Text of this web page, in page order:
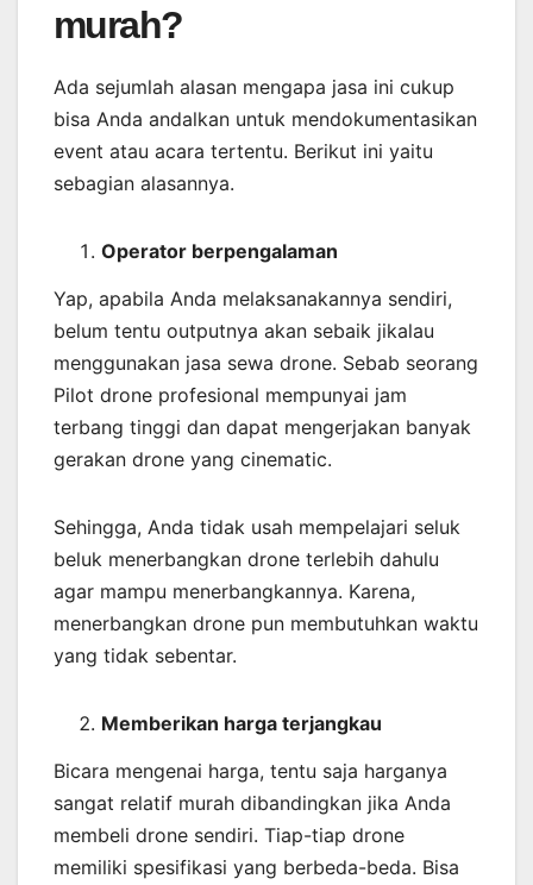
murah?
Ada sejumlah alasan mengapa jasa ini cukup
bisa Anda andalkan untuk mendokumentasikan
event atau acara tertentu. Berikut ini yaitu
sebagian alasannya.
Operator berpengalaman
Yap, apabila Anda melaksanakannya sendiri,
belum tentu outputnya akan sebaik jikalau
menggunakan jasa sewa drone. Sebab seorang
Pilot drone profesional mempunyai jam
terbang tinggi dan dapat mengerjakan banyak
gerakan drone yang cinematic.
Sehingga, Anda tidak usah mempelajari seluk
beluk menerbangkan drone terlebih dahulu
agar mampu menerbangkannya. Karena,
menerbangkan drone pun membutuhkan waktu
yang tidak sebentar.
Memberikan harga terjangkau
Bicara mengenai harga, tentu saja harganya
sangat relatif murah dibandingkan jika Anda
membeli drone sendiri. Tiap-tiap drone
memiliki spesifikasi yang berbeda-beda. Bisa